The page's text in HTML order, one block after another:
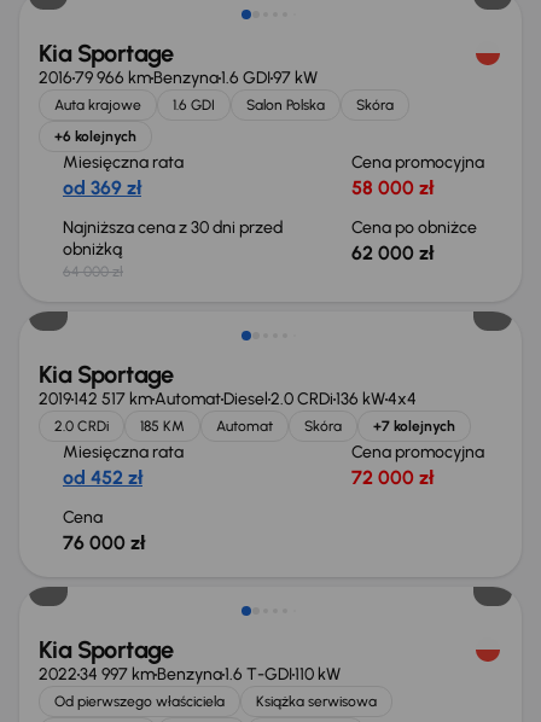
Kia Sportage
201679 966 kmBenzyna1.6 GDI97 kW
Auta krajowe 1.6 GDI Salon Polska
Skóra
+6 kolejnych
Miesięczna rata
od 369 zł
Cena promocyjna
58 000 zł
Najniższa cena z 30 dni przed
obniżką
64 000 zł
Cena po obniżce
62 000 zł
Kia Sportage
2019142 517 kmAutomatDiesel2.0 CRDi136 kW4x4
2.0 CRDi 185 KM Automat Skóra +7 kolejnych
Miesięczna rata
od 452 zł
Cena promocyjna
72 000 zł
Cena
76 000 zł
Kia Sportage
202234 997 kmBenzyna1.6 T-GDI110 kW
Od pierwszego właściciela
Książka serwisowa